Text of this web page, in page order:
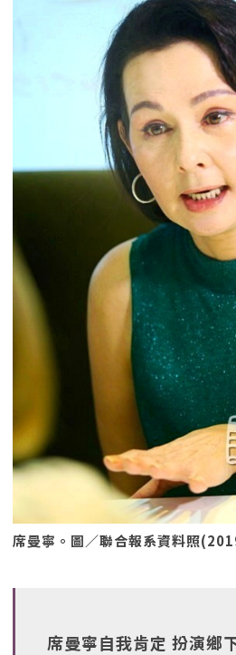
席曼寧。圖／聯合報系資料照
席曼寧自我肯定 扮演鄉